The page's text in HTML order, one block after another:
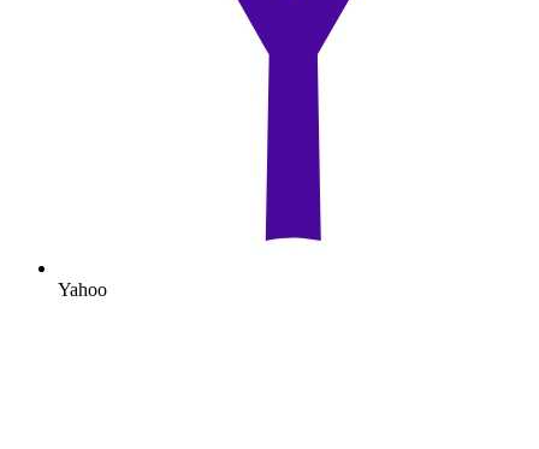
Yahoo